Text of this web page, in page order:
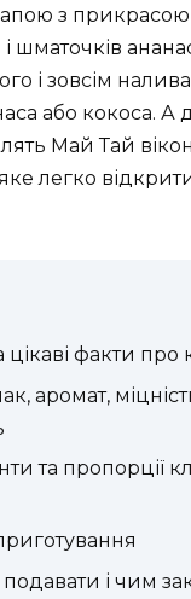
з
шматочків
і зовсім
або кокоса. А
Май Тай
легко
цікаві факти
аромат,
та пропорції
і чим